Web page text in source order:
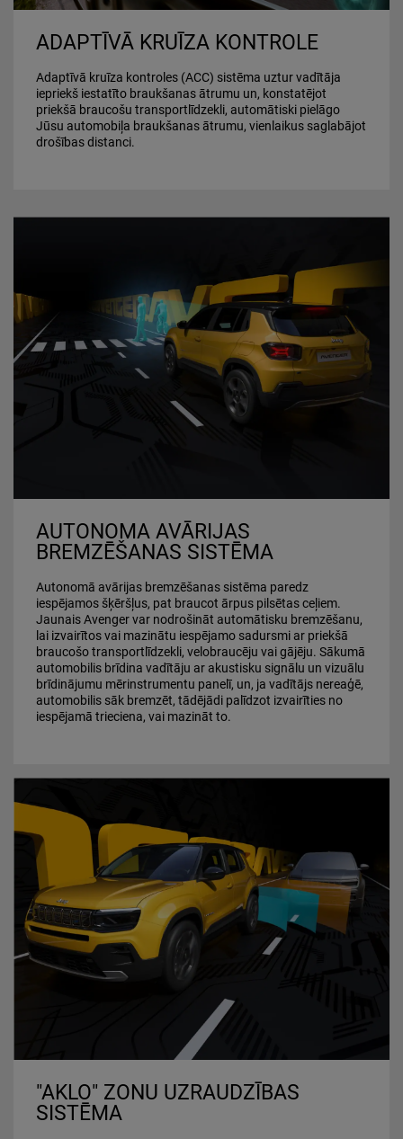
ADAPTĪVĀ KRUĪZA KONTROLE
Adaptīvā kruīza kontroles (ACC) sistēma uztur vadītāja
iepriekš iestatīto braukšanas ātrumu un, konstatējot
priekšā braucošu transportlīdzekli, automātiski pielāgo
Jūsu automobiļa braukšanas ātrumu, vienlaikus saglabājot
drošības distanci.
AUTONOMA AVĀRIJAS
BREMZĒŠANAS SISTĒMA
Autonomā avārijas bremzēšanas sistēma paredz
iespējamos šķēršļus, pat braucot ārpus pilsētas ceļiem.
Jaunais Avenger var nodrošināt automātisku bremzēšanu,
lai izvairītos vai mazinātu iespējamo sadursmi ar priekšā
braucošo transportlīdzekli, velobraucēju vai gājēju. Sākumā
automobilis brīdina vadītāju ar akustisku signālu un vizuālu
brīdinājumu mērinstrumentu panelī, un, ja vadītājs nereaģē,
automobilis sāk bremzēt, tādējādi palīdzot izvairīties no
iespējamā trieciena, vai mazināt to.
"AKLO" ZONU UZRAUDZĪBAS
SISTĒMA